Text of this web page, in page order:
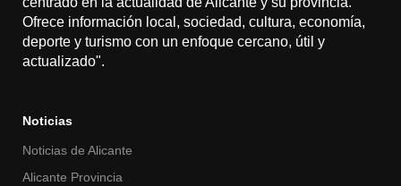
Ofrece información local, sociedad, cultura, economía,
deporte y turismo con un enfoque cercano, útil y
actualizado".
Noticias
Noticias de Alicante
Alicante Provincia